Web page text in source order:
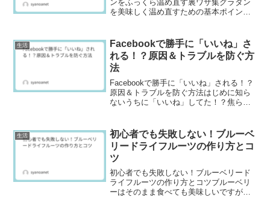
ンをふっくら温め直す裏ワザ集グラタン
を美味しく温め直すための基本ポイント
ったりすることはありませんか。せっか
くのグラタンも、仕上がり...
生活
Facebookで勝手に「いいね」さ
れる！？原因＆トラブルを防ぐ方
法
Facebookで勝手に「いいね」される！？
原因＆トラブルを防ぐ方法はじめに知ら
ないうちに「いいね」してた！？焦らな
Facebookを使っていて、こんな経験をし
たことはあ...
生活
初心者でも失敗しない！ブルーベ
リードライフルーツの作り方とコ
ツ
初心者でも失敗しない！ブルーベリード
ライフルーツの作り方とコツブルーベリ
ーはそのまま食べても美味しいですが、